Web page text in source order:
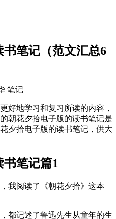
笔记（范文汇总6
笔记
好地学习和复习所读的内容，
朝花夕拾电子版的读书笔记是
夕拾电子版的读书笔记，供大
笔记篇1
我阅读了《朝花夕拾》这本
都记述了鲁迅先生从童年的生